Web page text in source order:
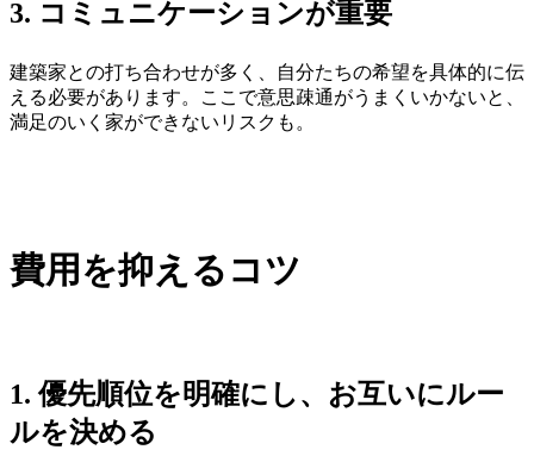
3. コミュニケーションが重要
建築家との打ち合わせが多く、自分たちの希望を具体的に伝
える必要があります。ここで意思疎通がうまくいかないと、
満足のいく家ができないリスクも。
費用を抑えるコツ
1.優先順位を明確にし、お互いにルー
ルを決める